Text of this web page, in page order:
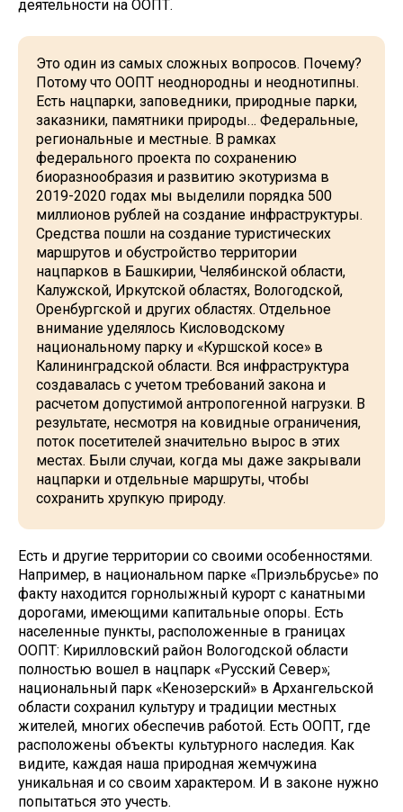
деятельности на ООПТ.
Это один из самых сложных вопросов. Почему?
Потому что ООПТ неоднородны и неоднотипны.
Есть нацпарки, заповедники, природные парки,
заказники, памятники природы… Федеральные,
региональные и местные. В рамках
федерального проекта по сохранению
биоразнообразия и развитию экотуризма в
2019-2020 годах мы выделили порядка 500
миллионов рублей на создание инфраструктуры.
Средства пошли на создание туристических
маршрутов и обустройство территории
нацпарков в Башкирии, Челябинской области,
Калужской, Иркутской областях, Вологодской,
Оренбургской и других областях. Отдельное
внимание уделялось Кисловодскому
национальному парку и «Куршской косе» в
Калининградской области. Вся инфраструктура
создавалась с учетом требований закона и
расчетом допустимой антропогенной нагрузки. В
результате, несмотря на ковидные ограничения,
поток посетителей значительно вырос в этих
местах. Были случаи, когда мы даже закрывали
нацпарки и отдельные маршруты, чтобы
сохранить хрупкую природу.
Есть и другие территории со своими особенностями.
Например, в национальном парке «Приэльбрусье» по
факту находится горнолыжный курорт с канатными
дорогами, имеющими капитальные опоры. Есть
населенные пункты, расположенные в границах
ООПТ: Кирилловский район Вологодской области
полностью вошел в нацпарк «Русский Север»;
национальный парк «Кенозерский» в Архангельской
области сохранил культуру и традиции местных
жителей, многих обеспечив работой. Есть ООПТ, где
расположены объекты культурного наследия. Как
видите, каждая наша природная жемчужина
уникальная и со своим характером. И в законе нужно
попытаться это учесть.